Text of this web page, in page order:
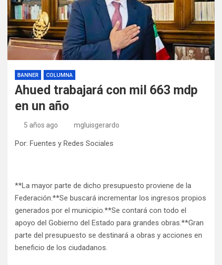
BANNER COLUMNA
Ahued trabajará con mil 663 mdp
en un año
5 años ago mgluisgerardo
Por: Fuentes y Redes Sociales
**La mayor parte de dicho presupuesto proviene de la
Federación.**Se buscará incrementar los ingresos propios
generados por el municipio.**Se contará con todo el
apoyo del Gobierno del Estado para grandes obras.**Gran
parte del presupuesto se destinará a obras y acciones en
beneficio de los ciudadanos.